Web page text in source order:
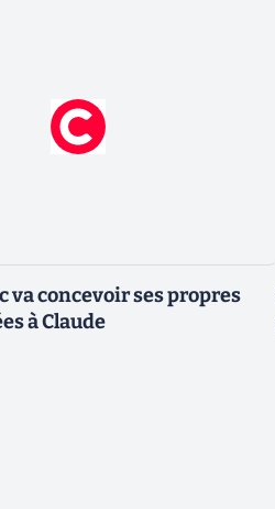
va concevoir ses propres
à Claude